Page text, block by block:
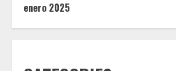
enero 2025